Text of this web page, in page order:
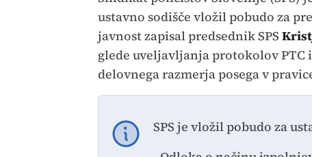
ustavno sodišče vložil pobudo za
javnost zapisal predsednik SPS
glede uveljavljanja protokolov
delovnega razmerja posega v
SPS je vložil pobudo za